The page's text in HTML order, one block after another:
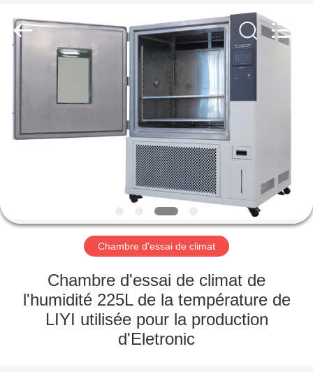
MAISON
PRODUITS
DE
NOUS
VISITE
D'USINE
Environmental
Technology
Ltd..
Chambre d'essai de climat
Chambre d'essai de climat de
l'humidité 225L de la température de
LIYI utilisée pour la production
d'Eletronic